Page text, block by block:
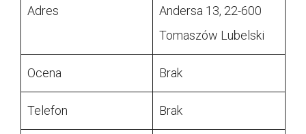
Adres
Andersa 13, 22-600
Tomaszów Lubelski
Ocena Brak
Telefon Brak